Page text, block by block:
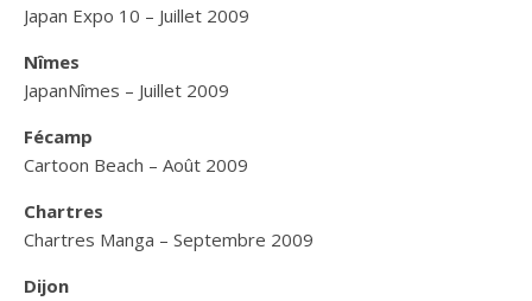
Japan Expo 10 – Juillet 2009
Nîmes
JapanNîmes – Juillet 2009
Fécamp
Cartoon Beach – Août 2009
Chartres
Chartres Manga – Septembre 2009
Dijon